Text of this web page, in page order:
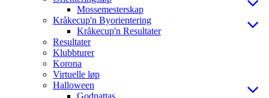
Mossemesterskap
Kråkecup'n Byorientering
Kråkecup'n Resultater
Resultater
Klubbturer
Korona
Virtuelle løp
Halloween
Godnattas